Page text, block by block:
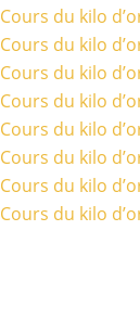
Cours du kilo
Cours du kilo
Cours du kilo
Cours du kilo
Cours du kilo
Cours du kilo
Cours du kilo
Cours du kilo